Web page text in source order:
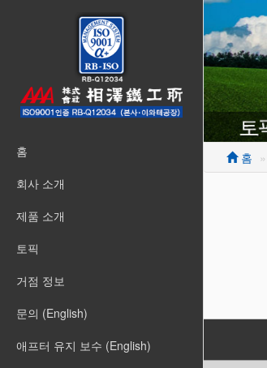
홈
회사 소개
제품 소개
토픽
거점 정보
문의 (English)
애프터 유지 보수 (English)
홈